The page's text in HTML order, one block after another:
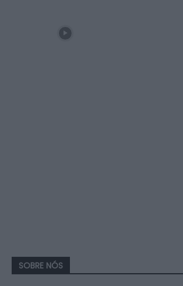
SOBRE NÓS